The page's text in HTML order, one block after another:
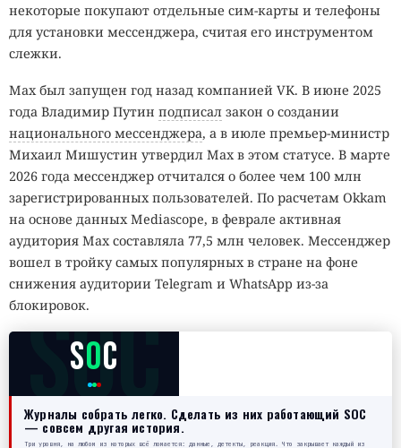
некоторые покупают отдельные сим-карты и телефоны
для установки мессенджера, считая его инструментом
слежки.
Max был запущен год назад компанией VK. В июне 2025
года Владимир Путин подписал закон о создании
национального мессенджера, а в июле премьер-министр
Михаил Мишустин утвердил Max в этом статусе. В марте
2026 года мессенджер отчитался о более чем 100 млн
зарегистрированных пользователей. По расчетам Okkam
на основе данных Mediascope, в феврале активная
аудитория Max составляла 77,5 млн человек. Мессенджер
вошел в тройку самых популярных в стране на фоне
снижения аудитории Telegram и WhatsApp из-за
блокировок.
SOC
SOC
Журналы собрать легко. Сделать из них работающий SOC
— совсем другая история.
Три уровня, на любом из которых всё ломается: данные, детекты, реакция. Что закрывает каждый из